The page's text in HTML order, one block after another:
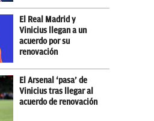
El Real Madrid y
Vinicius llegan a un
acuerdo por su
renovación
El Arsenal ‘pasa’ de
Vinicius tras llegar al
acuerdo de renovación